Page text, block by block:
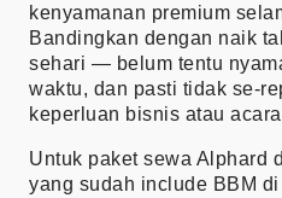
kenyamanan premium
Bandingkan dengan naik
sehari — belum tentu
waktu, dan pasti tidak se-
keperluan bisnis atau
Untuk paket sewa Alphard
yang sudah include BBM